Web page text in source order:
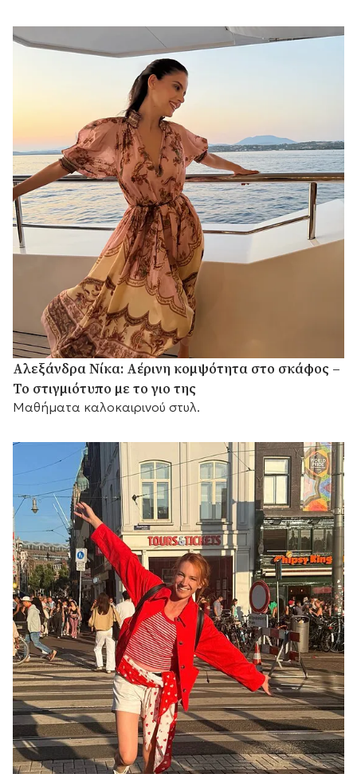
Αλεξάνδρα Νίκα: Αέρινη κομψότητα στο σκάφος –
Το στιγμιότυπο με το γιο της
Μαθήματα καλοκαιρινού στυλ.